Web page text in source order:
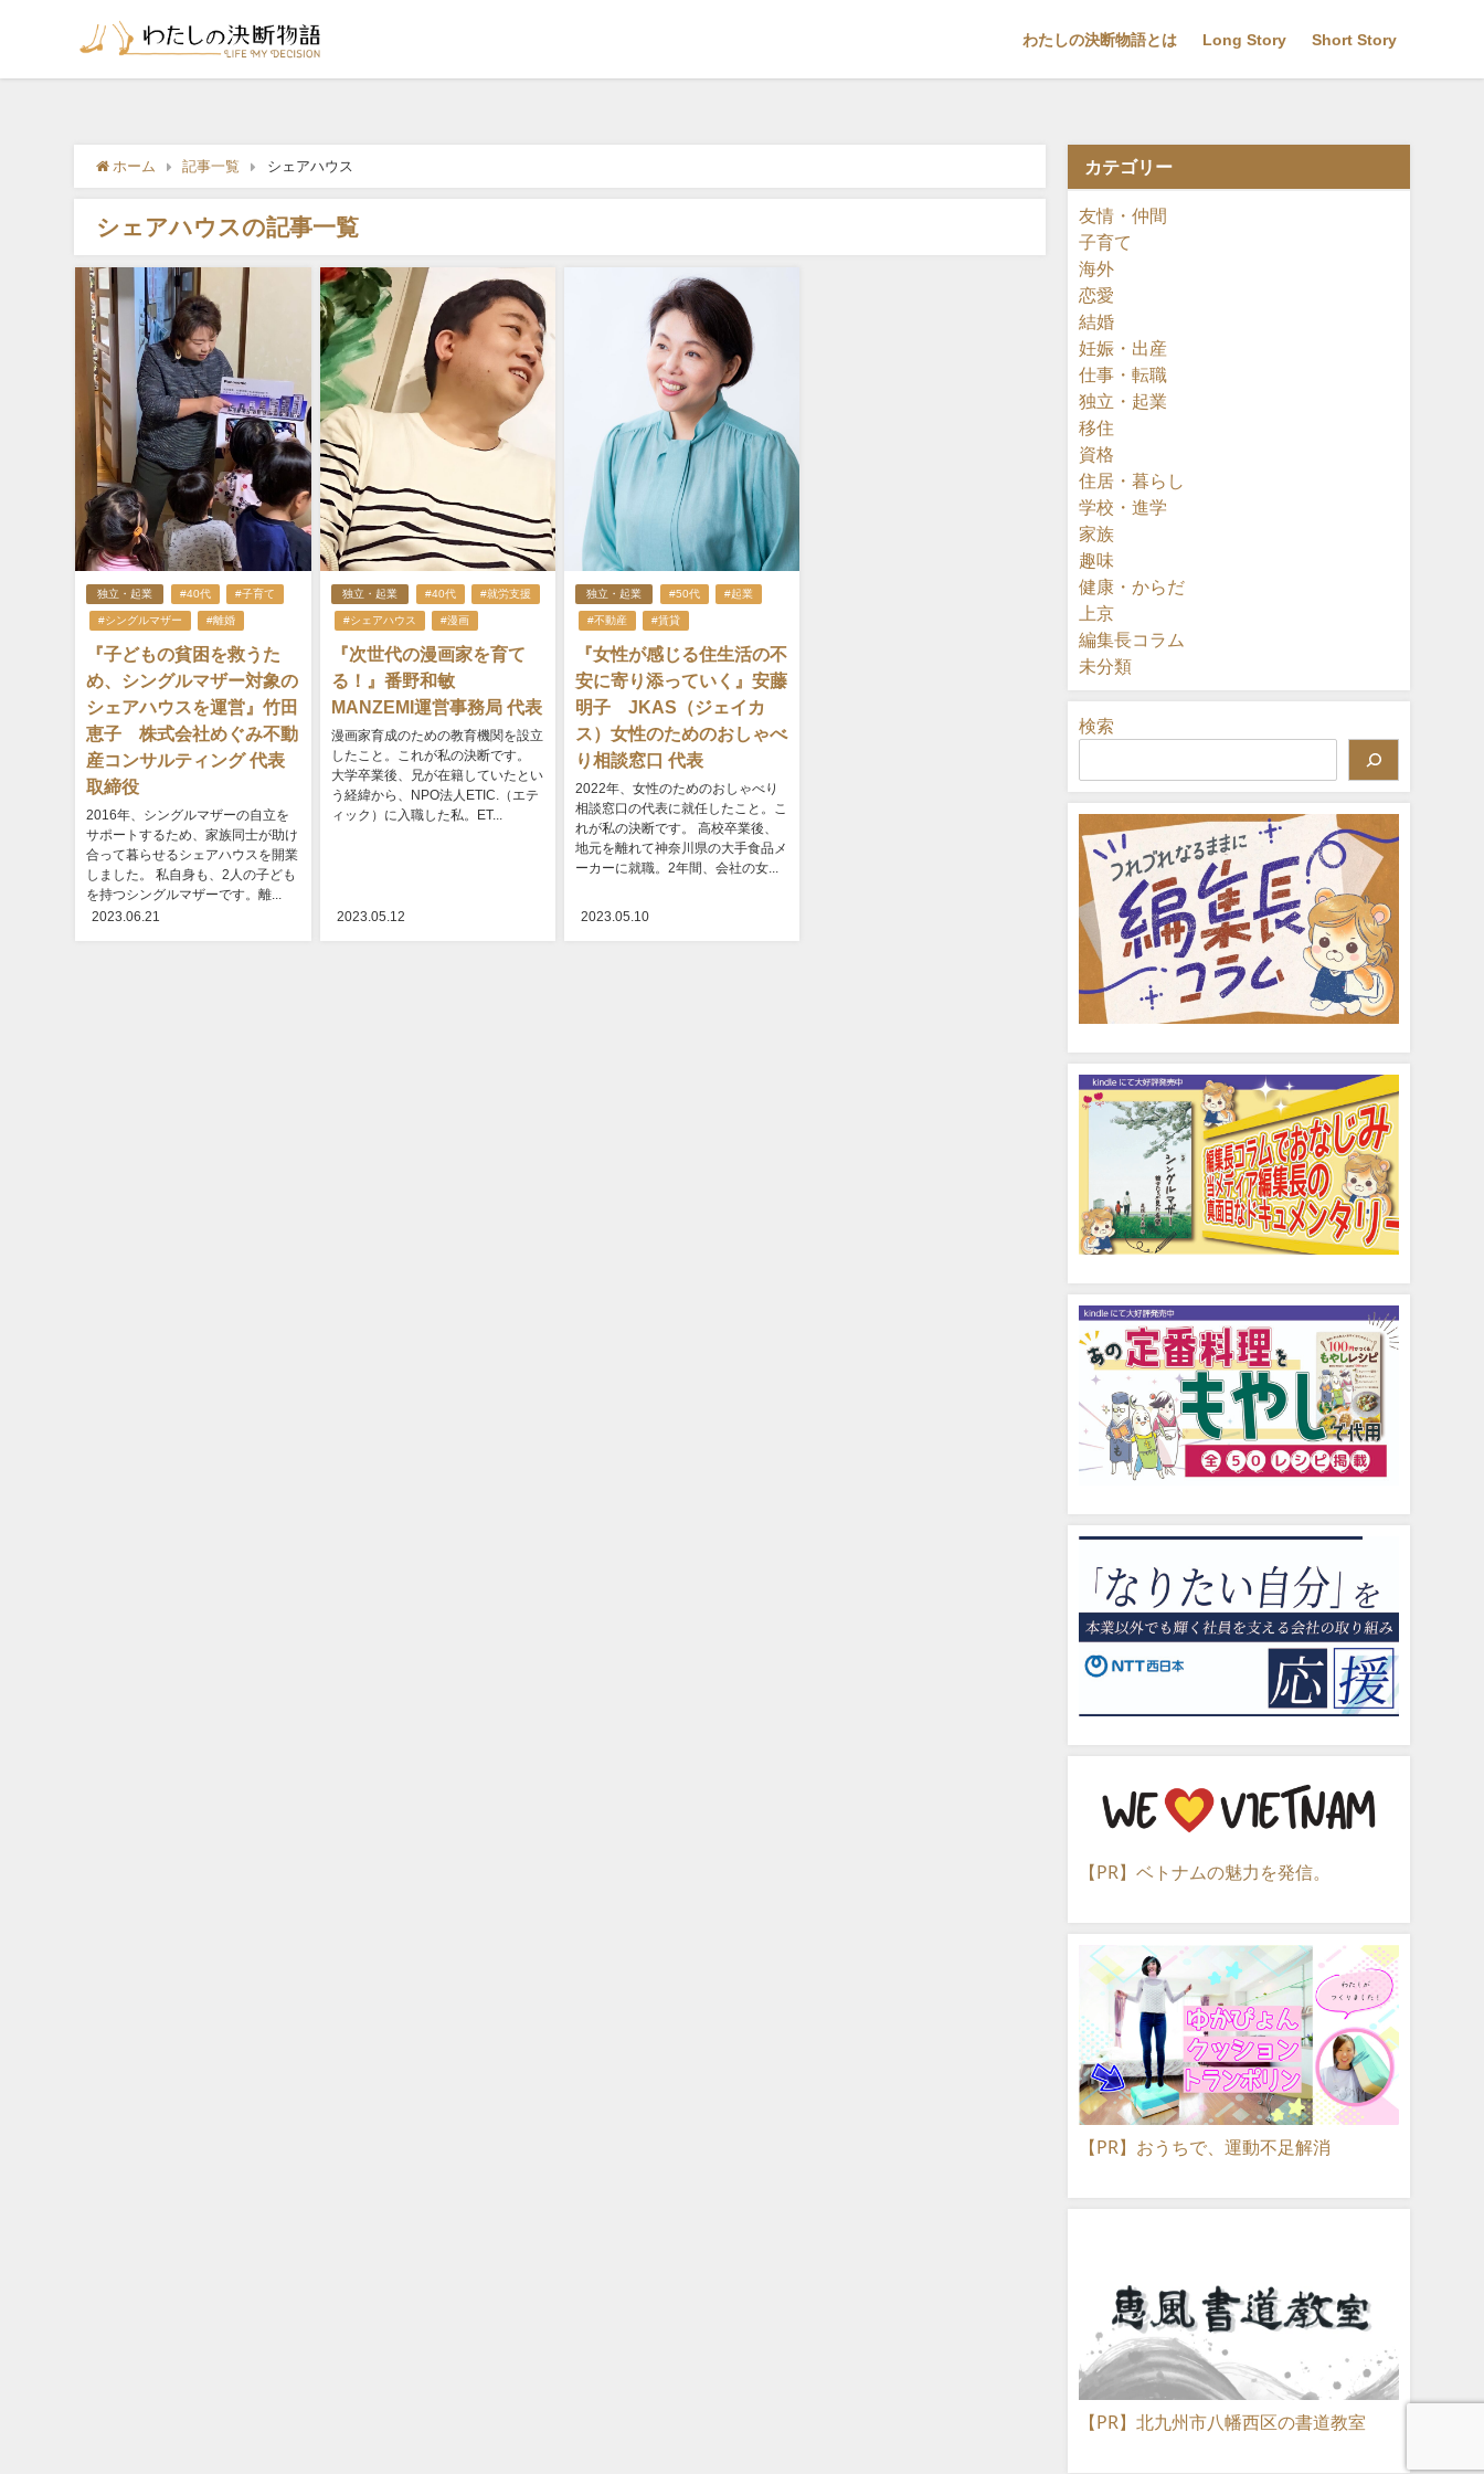
わたしの決断物語とは Long Story Short Story
ホーム 記事一覧 シェアハウス
シェアハウスの記事一覧
独立・起業 #40代 #子育て
#シングルマザー #離婚
『子どもの貧困を救うた
め、シングルマザー対象の
シェアハウスを運営』竹田
恵子 株式会社めぐみ不動
産コンサルティング 代表
取締役
2016年、シングルマザーの自立を
サポートするため、家族同士が助け
合って暮らせるシェアハウスを開業
しました。 私自身も、2人の子ども
を持つシングルマザーです。離...
2023.06.21
独立・起業 #40代 #就労支援
#シェアハウス #漫画
『次世代の漫画家を育て
る！』番野和敏
MANZEMI運営事務局 代表
漫画家育成のための教育機関を設立
したこと。これが私の決断です。
大学卒業後、兄が在籍していたとい
う経緯から、NPO法人ETIC.（エテ
ィック）に入職した私。ET...
2023.05.12
独立・起業 #50代 #起業
#不動産 #賃貸
『女性が感じる住生活の不
安に寄り添っていく』安藤
明子 JKAS（ジェイカ
ス）女性のためのおしゃべ
り相談窓口 代表
2022年、女性のためのおしゃべり
相談窓口の代表に就任したこと。こ
れが私の決断です。 高校卒業後、
地元を離れて神奈川県の大手食品メ
ーカーに就職。2年間、会社の女...
2023.05.10
カテゴリー
友情・仲間
子育て
海外
恋愛
結婚
妊娠・出産
仕事・転職
独立・起業
移住
資格
住居・暮らし
学校・進学
家族
趣味
健康・からだ
上京
編集長コラム
未分類
検索
【PR】ベトナムの魅力を発信。
【PR】おうちで、運動不足解消
【PR】北九州市八幡西区の書道教室